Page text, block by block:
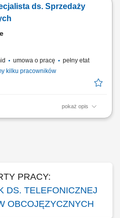
relacji z klientami i rozwijanie
Realizacja planów
ds. Sprzedaży
umowa o pracę
pełny etat
kilku pracowników
pokaż opis
z klientami zainteresowanymi
PRACY:
DS. TELEFONICZNEJ
OBCOJĘZYCZNYCH